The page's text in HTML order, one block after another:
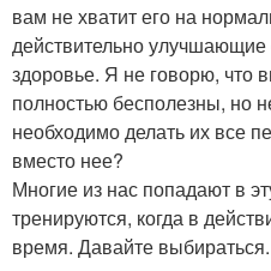
вам не хватит его на
действительно
здоровье. Я не говорю, что
полностью бесполезны, но
необходимо делать их все
вместо нее?
Многие из нас попадают в
тренируются, когда в
время. Давайте выбираться.